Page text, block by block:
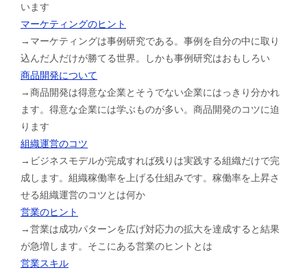
います
マーケティングのヒント
→マーケティングは事例研究である。事例を自分の中に取り
込んだ人だけが勝てる世界。しかも事例研究はおもしろい
商品開発について
→商品開発は得意な企業とそうでない企業にはっきり分かれ
ます。得意な企業には学ぶものが多い。商品開発のコツに迫
ります
組織運営のコツ
→ビジネスモデルが完成すれば残りは実践する組織だけで完
成します。組織稼働率を上げる仕組みです。稼働率を上昇さ
せる組織運営のコツとは何か
営業のヒント
→営業は成功パターンを広げ対応力の拡大を達成すると結果
が急増します。そこにある営業のヒントとは
営業スキル